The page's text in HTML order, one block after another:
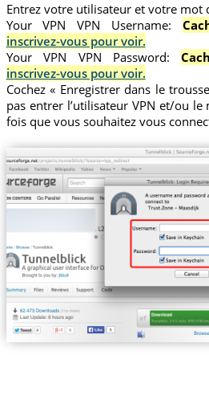
Entrez votre utilisateur et votre mot
Your VPN VPN Username:
inscrivez-vous pour voir.
Your VPN VPN Password:
inscrivez-vous pour voir.
Cochez « Enregistrer dans le
pas entrer l’utilisateur VPN et/ou le
fois que vous souhaitez vous